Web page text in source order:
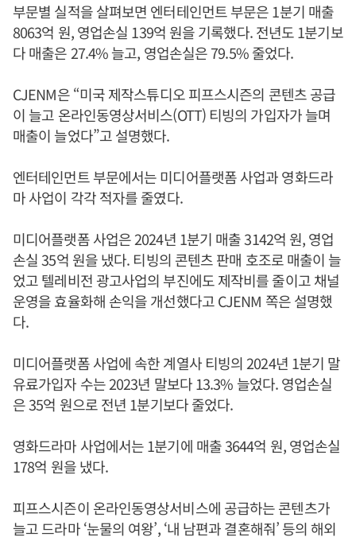
부문별 실적을 살펴보면 엔터테인먼트 부문은 1분기 매출
8063억 원, 영업손실 139억 원을 기록했다. 전년도 1분기보
다 매출은 27.4% 늘고, 영업손실은 79.5% 줄었다.
CJENM은 “미국 제작스튜디오 피프스시즌의 콘텐츠 공급
이 늘고 온라인동영상서비스(OTT) 티빙의 가입자가 늘며
매출이 늘었다”고 설명했다.
엔터테인먼트 부문에서는 미디어플랫폼 사업과 영화드라
마 사업이 각각 적자를 줄였다.
미디어플랫폼 사업은 2024년 1분기 매출 3142억 원, 영업
손실 35억 원을 냈다. 티빙의 콘텐츠 판매 호조로 매출이 늘
었고 텔레비전 광고사업의 부진에도 제작비를 줄이고 채널
운영을 효율화해 손익을 개선했다고 CJENM 쪽은 설명했
다.
미디어플랫폼 사업에 속한 계열사 티빙의 2024년 1분기 말
유료가입자 수는 2023년 말보다 13.3% 늘었다. 영업손실
은 35억 원으로 전년 1분기보다 줄었다.
영화드라마 사업에서는 1분기에 매출 3644억 원, 영업손실
178억 원을 냈다.
피프스시즌이 온라인동영상서비스에 공급하는 콘텐츠가
늘고 드라마 ‘눈물의 여왕’, ‘내 남편과 결혼해줘’ 등의 해외